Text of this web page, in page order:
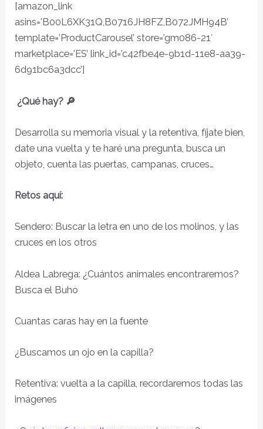
[amazon_link
asins=’B00L6XK31Q,B0716JH8FZ,B072JMH94B’
template=’ProductCarousel’ store=’gm086-21′
marketplace=’ES’ link_id=’c42fbe4e-9b1d-11e8-aa39-
6d91bc6a3dcc’]
¿Qué hay? 🔎
Desarrolla su memoria visual y la retentiva, fíjate bien,
date una vuelta y te haré una pregunta, busca un
objeto, cuenta las puertas, campanas, cruces…
Retos aquí:
Sendero: Buscar la letra en uno de los molinos, y las
cruces en los otros
Aldea Labrega: ¿Cuántos animales encontraremos?
Busca el Buho
Cuantas caras hay en la fuente
¿Buscamos un ojo en la capilla?
Retentiva: vuelta a la capilla, recordaremos todas las
imágenes